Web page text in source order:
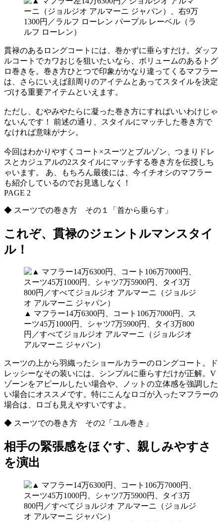
貫禄のあるロングコートには、巻かずに垂らすだけ。ダッフ
ルコートでカワおじを狙いたいなら、ボリュームのあるトグ
ロ巻きを。巻き方ひとつで印象がかなり違ってくるマフラー
は、さらにいえば顔周りのアイテムとあってスタイルを決定
づける重要アイテムといえます。
ただし、むやみやたらに凝った巻き方にすればいいわけじゃ
ないんです！ 前述の通り、スタイルにマッチした巻き方で
なければ意味がナシ。
今回はわかりやすくコート×スーツとブルゾン、つまりドレ
スとカジュアルの2スタイルにマッチする巻き方を伝授しち
ゃいます。 あ、もちろん最後には、今イチオシのマフラー
も紹介しているのでお見逃しなく！
PAGE 2
◆ スーツでの巻き方 その１「首から垂らす」
これぞ、貫禄のジェントルマンスタイ
ル！
▲ マフラー14万6300円、コート106万7000円、ス
ーツ45万1000円、シャツ7万5900円、タイ3万800
円／すべてジョルジオ アルマーニ（ジョルジオ
アルマーニ ジャパン）
スーツの上から羽織ったショールカラーのロングコート。ド
レッシーなその装いには、シンプルに垂らすだけが正解。V
ゾーンをアピールしたい場合や、ノットの立体感を強調した
い場合にオススメです。特にこんなロゴが入ったマフラーの
場合は、ロゴも見えやすいですよ。
◆ スーツでの巻き方 その2「ユル巻き」
相手の緊張感をほぐす、親しみやすさ
を演出